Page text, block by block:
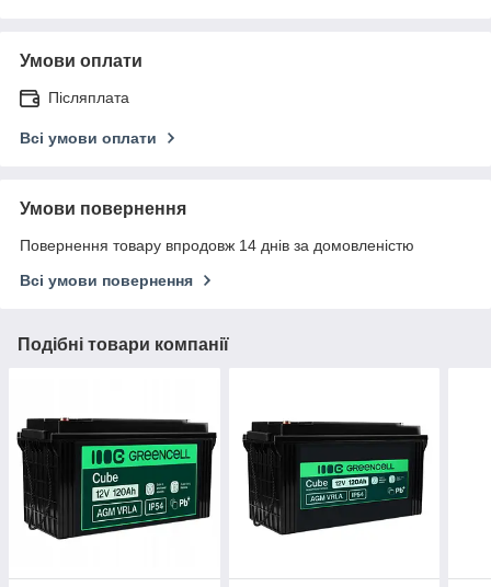
Умови оплати
Післяплата
Всі умови оплати
Умови повернення
Повернення товару впродовж 14 днів за домовленістю
Всі умови повернення
Подібні товари компанії